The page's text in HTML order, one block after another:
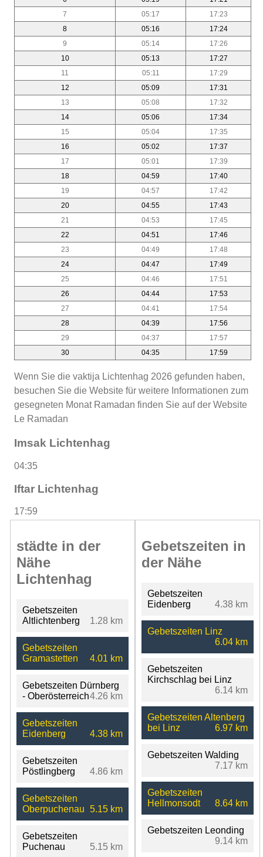
7
05:17
17:23
8
05:16
17:24
9
05:14
17:26
10
05:13
17:27
11
05:11
17:29
12
05:09
17:31
13
05:08
17:32
14
05:06
17:34
15
05:04
17:35
16
05:02
17:37
17
05:01
17:39
18
04:59
17:40
19
04:57
17:42
20
04:55
17:43
21
04:53
17:45
22
04:51
17:46
23
04:49
17:48
24
04:47
17:49
25
04:46
17:51
26
04:44
17:53
27
04:41
17:54
28
04:39
17:56
29
04:37
17:57
30
04:35 17:59
Wenn Sie die vaktija Lichtenhag 2026 gefunden haben,
besuchen Sie die Website für weitere Informationen zum
gesegneten Monat Ramadan finden Sie auf der Website
Le Ramadan
Imsak Lichtenhag
04:35
Iftar Lichtenhag
17:59
städte in der
Nähe
Lichtenhag
Gebetszeiten
Altlichtenberg
1.28 km
Gebetszeiten
Gramastetten
4.01 km
Gebetszeiten Dürnberg
- Oberösterreich4.26 km
Gebetszeiten
Eidenberg
4.38 km
Gebetszeiten
Pöstlingberg
4.86 km
Gebetszeiten
Oberpuchenau 5.15 km
Gebetszeiten
Puchenau
5.15 km
Gebetszeiten in
der Nähe
Gebetszeiten
Eidenberg
4.38 km
Gebetszeiten Linz
6.04 km
Gebetszeiten
Kirchschlag bei Linz
6.14 km
Gebetszeiten Altenberg
bei Linz
6.97 km
Gebetszeiten Walding
7.17 km
Gebetszeiten
Hellmonsodt
8.64 km
Gebetszeiten Leonding
9.14 km